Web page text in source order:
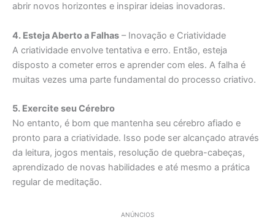
abrir novos horizontes e inspirar ideias inovadoras.
4. Esteja Aberto a Falhas – Inovação e Criatividade
A criatividade envolve tentativa e erro. Então, esteja
disposto a cometer erros e aprender com eles. A falha é
muitas vezes uma parte fundamental do processo criativo.
5. Exercite seu Cérebro
No entanto, é bom que mantenha seu cérebro afiado e
pronto para a criatividade. Isso pode ser alcançado através
da leitura, jogos mentais, resolução de quebra-cabeças,
aprendizado de novas habilidades e até mesmo a prática
regular de meditação.
ANÚNCIOS